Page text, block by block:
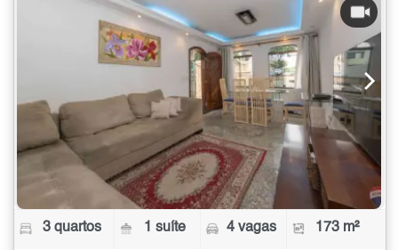
3 quartos 1 suíte 4 vagas 173 m²